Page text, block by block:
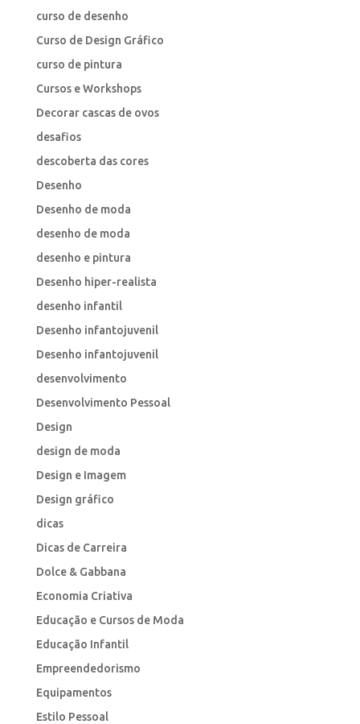
curso de desenho
Curso de Design Gráfico
curso de pintura
Cursos e Workshops
Decorar cascas de ovos
desafios
descoberta das cores
Desenho
Desenho de moda
desenho de moda
desenho e pintura
Desenho hiper-realista
desenho infantil
Desenho infantojuvenil
Desenho infantojuvenil
desenvolvimento
Desenvolvimento Pessoal
Design
design de moda
Design e Imagem
Design gráfico
dicas
Dicas de Carreira
Dolce & Gabbana
Economia Criativa
Educação e Cursos de Moda
Educação Infantil
Empreendedorismo
Equipamentos
Estilo Pessoal